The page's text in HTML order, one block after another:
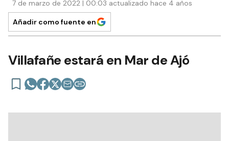
7 de marzo de 2022 | 00:03 actualizado hace 4 años
Añadir como fuente en
Villafañe estará en Mar de Ajó